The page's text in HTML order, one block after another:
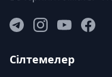
Сілтемелер